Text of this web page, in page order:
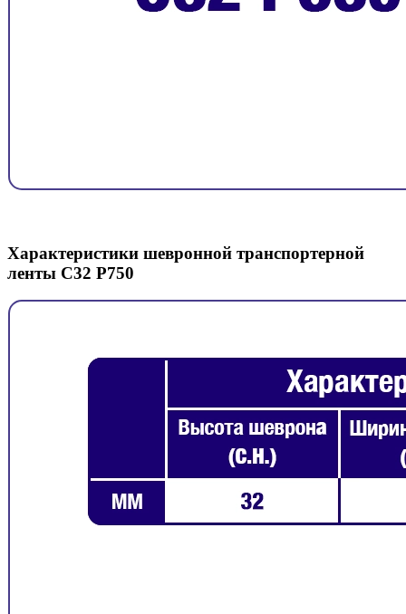
Характеристики шевронной транспортерной
ленты C32 P750